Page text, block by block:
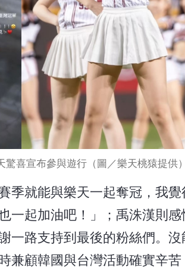
喜宣布參與遊行（圖／樂天桃猿提供）
季就能與樂天一起奪冠，我
一起加油吧！」；禹洙漢則
一路支持到最後的粉絲們。
兼顧韓國與台灣活動確實辛